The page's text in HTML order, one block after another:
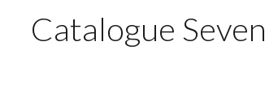
Catalogue Seven